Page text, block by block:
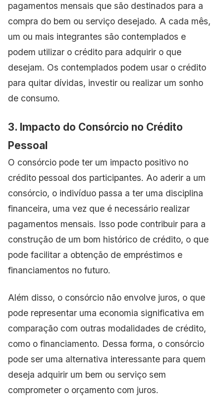
pagamentos mensais que são destinados para a
compra do bem ou serviço desejado. A cada mês,
um ou mais integrantes são contemplados e
podem utilizar o crédito para adquirir o que
desejam. Os contemplados podem usar o crédito
para quitar dívidas, investir ou realizar um sonho
de consumo.
3. Impacto do Consórcio no Crédito
Pessoal
O consórcio pode ter um impacto positivo no
crédito pessoal dos participantes. Ao aderir a um
consórcio, o indivíduo passa a ter uma disciplina
financeira, uma vez que é necessário realizar
pagamentos mensais. Isso pode contribuir para a
construção de um bom histórico de crédito, o que
pode facilitar a obtenção de empréstimos e
financiamentos no futuro.
Além disso, o consórcio não envolve juros, o que
pode representar uma economia significativa em
comparação com outras modalidades de crédito,
como o financiamento. Dessa forma, o consórcio
pode ser uma alternativa interessante para quem
deseja adquirir um bem ou serviço sem
comprometer o orçamento com juros.